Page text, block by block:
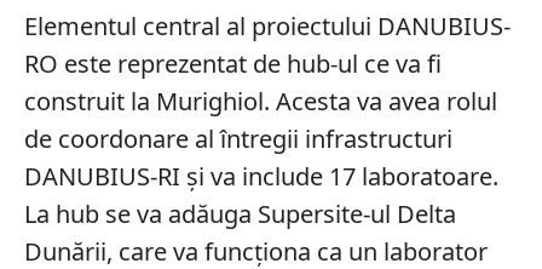
Elementul central al proiectului DANUBIUS-
RO este reprezentat de hub-ul ce va fi
construit la Murighiol. Acesta va avea rolul
de coordonare al întregii infrastructuri
DANUBIUS-RI și va include 17 laboratoare.
La hub se va adăuga Supersite-ul Delta
Dunării, care va funcționa ca un laborator